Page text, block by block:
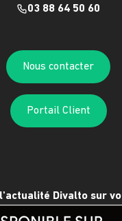
03 88 64 50 60
Nous contacter
Portail Client
Divalto sur